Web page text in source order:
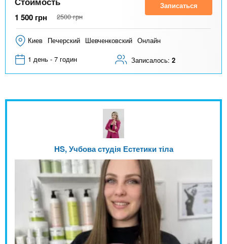
1 500 грн 2500 грн
Записаться
Киев Печерский Шевченковский Онлайн
1 день - 7 годин
Записалось: 2
HS, Учбова студія Естетики тіла